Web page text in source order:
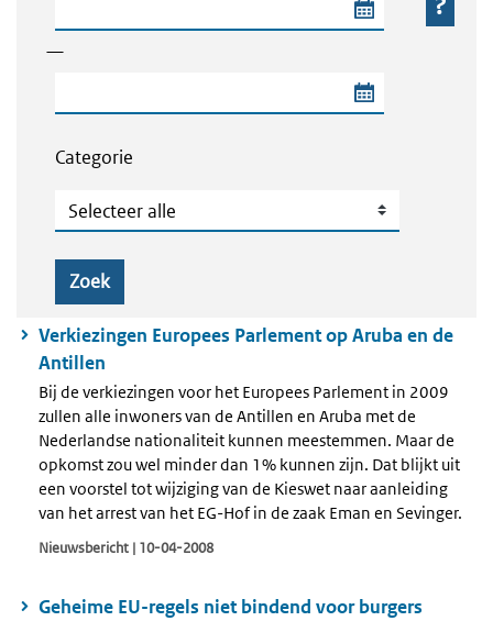
—
Categorie
Categorie
Zoek
Verkiezingen Europees Parlement op Aruba en de
Antillen
Bij de verkiezingen voor het Europees Parlement in 2009
zullen alle inwoners van de Antillen en Aruba met de
Nederlandse nationaliteit kunnen meestemmen. Maar de
opkomst zou wel minder dan 1% kunnen zijn. Dat blijkt uit
een voorstel tot wijziging van de Kieswet naar aanleiding
van het arrest van het EG-Hof in de zaak Eman en Sevinger.
Nieuwsbericht | 10-04-2008
Geheime EU-regels niet bindend voor burgers